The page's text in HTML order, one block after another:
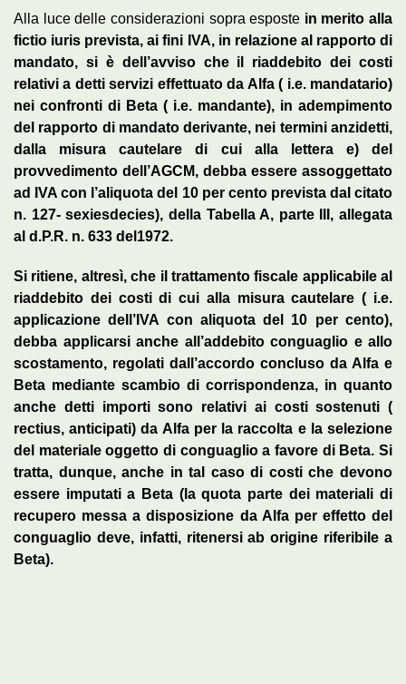
Alla luce delle considerazioni sopra esposte in merito alla
fictio iuris prevista, ai fini IVA, in relazione al rapporto di
mandato, si è dell’avviso che il riaddebito dei costi
relativi a detti servizi effettuato da Alfa ( i.e. mandatario)
nei confronti di Beta ( i.e. mandante), in adempimento
del rapporto di mandato derivante, nei termini anzidetti,
dalla misura cautelare di cui alla lettera e) del
provvedimento dell’AGCM, debba essere assoggettato
ad IVA con l’aliquota del 10 per cento prevista dal citato
n. 127- sexiesdecies), della Tabella A, parte III, allegata
al d.P.R. n. 633 del1972.
Si ritiene, altresì, che il trattamento fiscale applicabile al
riaddebito dei costi di cui alla misura cautelare ( i.e.
applicazione dell’IVA con aliquota del 10 per cento),
debba applicarsi anche all’addebito conguaglio e allo
scostamento, regolati dall’accordo concluso da Alfa e
Beta mediante scambio di corrispondenza, in quanto
anche detti importi sono relativi ai costi sostenuti (
rectius, anticipati) da Alfa per la raccolta e la selezione
del materiale oggetto di conguaglio a favore di Beta. Si
tratta, dunque, anche in tal caso di costi che devono
essere imputati a Beta (la quota parte dei materiali di
recupero messa a disposizione da Alfa per effetto del
conguaglio deve, infatti, ritenersi ab origine riferibile a
Beta).